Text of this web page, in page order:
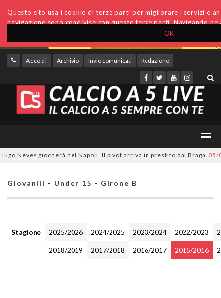
OK
Questo sito usa i cookie di terze parti per migliorare i servizi e
navigazione sono condivise con queste terze parti. Navigando
Accedi Archivio Invio comunicati Redazione
giocherà nel Napoli. Il pivot arriva in prestito dal Braga 05/08/
Giovanili - Under 15 - Girone B
Stagione 2025/2026 2024/2025 2023/2024 2022/2023
2018/2019 2017/2018 2016/2017 2015/2016